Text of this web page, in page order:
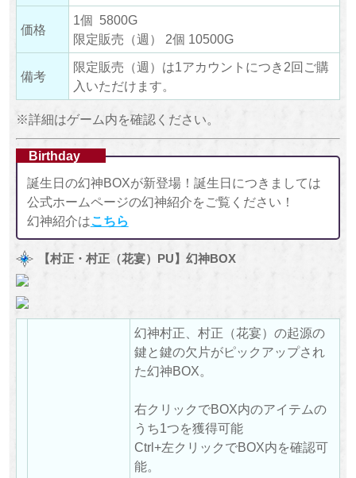
価格
1個 5800G
限定販売（週） 2個 10500G
備考
限定販売（週）は1アカウントにつき2回ご購
入いただけます。
※詳細はゲーム内を確認ください。
Birthday
誕生日の幻神BOXが新登場！誕生日につきましては
公式ホームページの幻神紹介をご覧ください！
幻神紹介はこちら
【村正・村正（花宴）PU】幻神BOX
幻神村正、村正（花宴）の起源の
鍵と鍵の欠片がピックアップされ
た幻神BOX。
右クリックでBOX内のアイテムの
うち1つを獲得可能
Ctrl+左クリックでBOX内を確認可
能。